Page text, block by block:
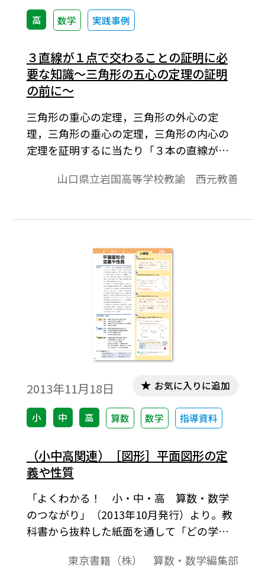
高 数学 実践事例
３直線が１点で交わることの証明に必
要な知識～三角形の五心の定理の証明
の前に～
三角形の重心の定理，三角形の外心の定
理，三角形の垂心の定理，三角形の内心の
定理を証明するに当たり「３本の直線が１
いのか，つまり，どのようなことを示せば
たことになるのかについて事前に明確に示
に示してあると言えばそれまでであるが，
証明をする前に予備知識として生徒が持っ
ていなければならない。それは「点の一
致」に言及することになるので，これにつ
いてもそうである。何を手掛かりに考える
のか，それを事前に理解していなければ証
明がわかりにくいものになる。そのような
ことを踏まえて，本稿では，三角形の重
心，外心，垂心，内心の定理において，３
本の直線(あるいは線分)が１点で交わること
を証明するのに，またその証明を理解する
ために必要な知識を考察したい。※文中の
数式は，「Tosho数式エディタ」で作成され
ています。ワード文書で数式を正しく表示す
るためには，「Tosho数式エディタ」が導入
されていることが必要です。無償ダウンロー
ドはこちら→無償ダウンロードのご案内
山口県立岩国高等学校教諭 西元教善
2013年11月18日
小 中 高 算数 数学 指導資料
お気に入りに追加
（小中高関連）［図形］平面図形の定
義や性質
「よくわかる！ 小・中・高 算数・数学
のつながり」（2013年10月発行）より。教
科書から抜粋した紙面を通して「どの学年
いるか」が概観できるようになっておりま
東京書籍（株） 算数・数学編集部